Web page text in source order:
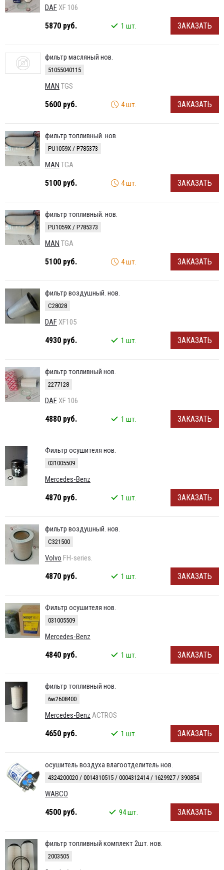
DAFXF 106
5870 руб. 1 шт. ЗАКАЗАТЬ
фильтр масляный нов.
51055040115
MAN TGS
5600 руб. 4 шт. ЗАКАЗАТЬ
фильтр топливный. нов.
PU1059X / P785373
MAN TGA
5100 руб. 4 шт. ЗАКАЗАТЬ
фильтр топливный. нов.
PU1059X / P785373
MAN TGA
5100 руб. 4 шт. ЗАКАЗАТЬ
фильтр воздушный. нов.
C28028
DAFXF105
4930 руб. 1 шт. ЗАКАЗАТЬ
фильтр топливный нов.
2277128
DAFXF 106
4880 руб. 1 шт. ЗАКАЗАТЬ
Фильтр осушителя нов.
031005509
Mercedes-Benz
4870 руб. 1 шт. ЗАКАЗАТЬ
фильтр воздушный. нов.
C321500
Volvo FH-series.
4870 руб. 1 шт. ЗАКАЗАТЬ
Фильтр осушителя нов.
031005509
Mercedes-Benz
4840 руб. 1 шт. ЗАКАЗАТЬ
фильтр топливный нов.
6w2608400
Mercedes-Benz ACTROS
4650 руб. 1 шт. ЗАКАЗАТЬ
осушитель воздуха влагоотделитель нов.
4324200020 / 0014310515 / 0004312414 / 1629927 / 390854
WABCO
4500 руб. 94 шт. ЗАКАЗАТЬ
фильтр топливный комплект 2шт. нов.
2003505